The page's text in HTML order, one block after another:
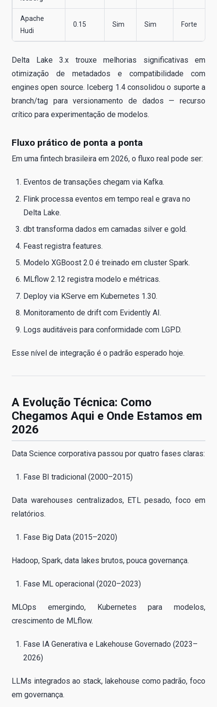
Apache
Hudi
0.15 Sim Sim Forte
Delta Lake 3.x trouxe melhorias significativas em
otimização de metadados e compatibilidade com
engines open source. Iceberg 1.4 consolidou o suporte a
branch/tag para versionamento de dados — recurso
crítico para experimentação de modelos.
Fluxo prático de ponta a ponta
Em uma fintech brasileira em 2026, o fluxo real pode ser:
Eventos de transações chegam via Kafka.
Flink processa eventos em tempo real e grava no
Delta Lake.
dbt transforma dados em camadas silver e gold.
Feast registra features.
Modelo XGBoost 2.0 é treinado em cluster Spark.
MLflow 2.12 registra modelo e métricas.
Deploy via KServe em Kubernetes 1.30.
Monitoramento de drift com Evidently AI.
Logs auditáveis para conformidade com LGPD.
Esse nível de integração é o padrão esperado hoje.
A Evolução Técnica: Como
Chegamos Aqui e Onde Estamos em
2026
Data Science corporativa passou por quatro fases claras:
Fase BI tradicional (2000–2015)
Data warehouses centralizados, ETL pesado, foco em
relatórios.
Fase Big Data (2015–2020)
Hadoop, Spark, data lakes brutos, pouca governança.
Fase ML operacional (2020–2023)
MLOps emergindo, Kubernetes para modelos,
crescimento de MLflow.
Fase IA Generativa e Lakehouse Governado (2023–
2026)
LLMs integrados ao stack, lakehouse como padrão, foco
em governança.